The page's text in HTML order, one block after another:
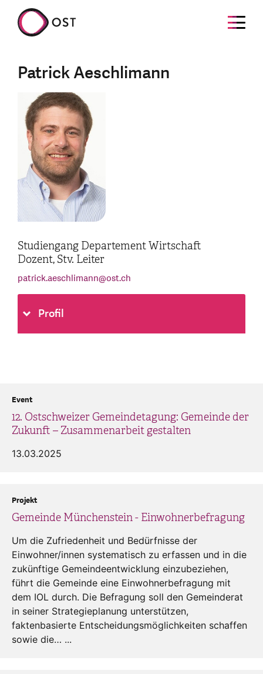
Patrick Aeschlimann
Studiengang Departement Wirtschaft
Dozent, Stv. Leiter
patrick.aeschlimann@ost.ch
Profil
12. Ostschweizer Gemeindetagung: Gemeinde der
Zukunft – Zusammenarbeit gestalten
Event
13.03.2025
Gemeinde Münchenstein - Einwohnerbefragung
Projekt
Um die Zufriedenheit und Bedürfnisse der
Einwohner/innen systematisch zu erfassen und in die
zukünftige Gemeindeentwicklung einzubeziehen,
führt die Gemeinde eine Einwohnerbefragung mit
dem IOL durch. Die Befragung soll den Gemeinderat
in seiner Strategieplanung unterstützen,
faktenbasierte Entscheidungsmöglichkeiten schaffen
sowie die… ...